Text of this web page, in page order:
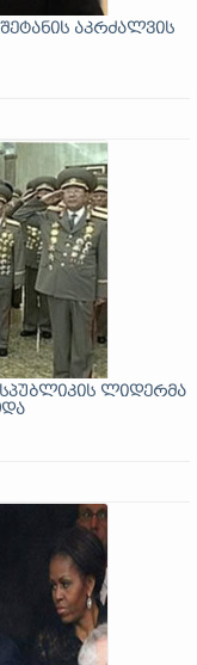
აკრძალვის
ლიდერმა